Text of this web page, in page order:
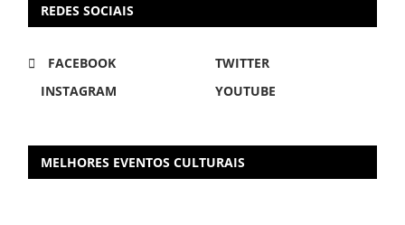
REDES SOCIAIS
FACEBOOK
TWITTER
INSTAGRAM
YOUTUBE
MELHORES EVENTOS CULTURAIS